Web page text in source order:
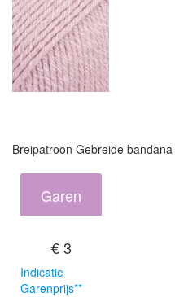
Breipatroon Gebreide
Garen
€ 3
Indicatie
Garenprijs**